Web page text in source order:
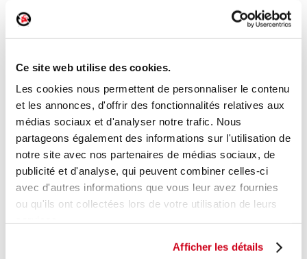
Ce site web utilise des cookies.
Les cookies nous permettent de personnaliser le contenu
et les annonces, d'offrir des fonctionnalités relatives aux
médias sociaux et d'analyser notre trafic. Nous
partageons également des informations sur l'utilisation de
notre site avec nos partenaires de médias sociaux, de
publicité et d'analyse, qui peuvent combiner celles-ci
avec d'autres informations que vous leur avez fournies
ou qu'ils ont collectées lors de votre utilisation de leurs
Afficher les détails
Poignée intérieure porte avant droite
Réf. constructeur :5F1837114A2ZZ
Modèle d'origine : SEAT LEON 3 2012 - 201712
Modèle de provenance
Caractéristiques techniques
En stock 27,00 € TTC
AJOUTER AU PANIER